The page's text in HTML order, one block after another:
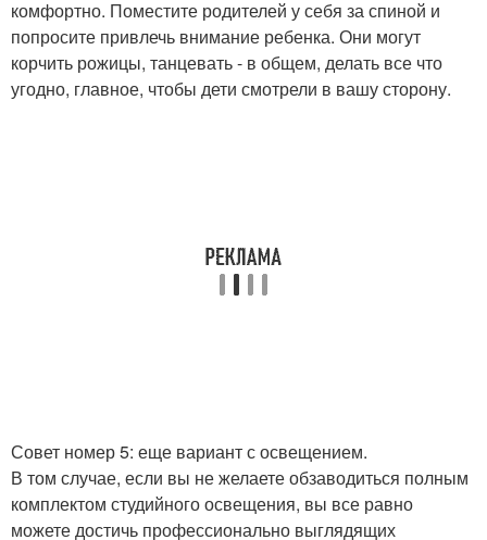
комфортно. Поместите родителей у себя за спиной и
попросите привлечь внимание ребенка. Они могут
корчить рожицы, танцевать - в общем, делать все что
угодно, главное, чтобы дети смотрели в вашу сторону.
Совет номер 5: еще вариант с освещением.
В том случае, если вы не желаете обзаводиться полным
комплектом студийного освещения, вы все равно
можете достичь профессионально выглядящих